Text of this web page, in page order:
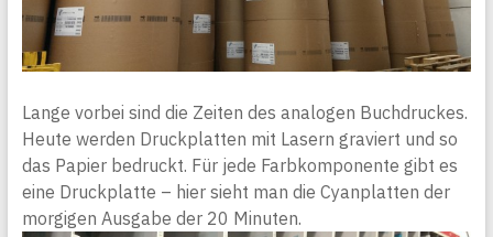
Lange vorbei sind die Zeiten des analogen Buchdruckes.
Heute werden Druckplatten mit Lasern graviert und so
das Papier bedruckt. Für jede Farbkomponente gibt es
eine Druckplatte – hier sieht man die Cyanplatten der
morgigen Ausgabe der 20 Minuten.